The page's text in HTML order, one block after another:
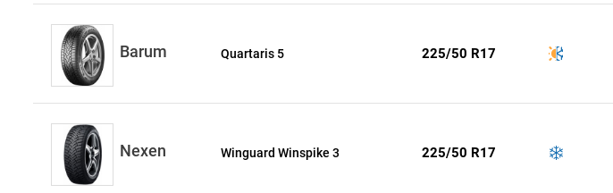
Barum Quartaris 5 225/50 R17
Nexen Winguard Winspike 3 225/50 R17